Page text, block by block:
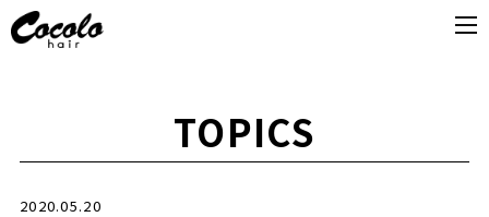
TOPICS
2020.05.20